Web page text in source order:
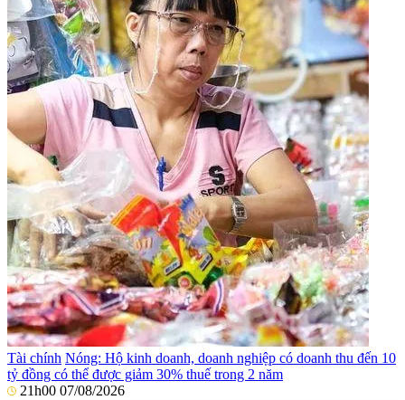
Tài chính Nóng: Hộ kinh doanh, doanh nghiệp có doanh thu đến 10
tỷ đồng có thể được giảm 30% thuế trong 2 năm
21h00 07/08/2026